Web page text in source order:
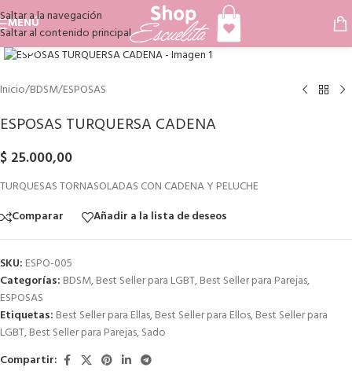
Saltar a la navegación
Saltar al contenido principal
MENÚ
Haga clic para ampliar
Inicio/BDSM/ESPOSAS
ESPOSAS TURQUERSA CADENA
$ 25.000,00
TURQUESAS TORNASOLADAS CON CADENA Y PELUCHE
Comparar
Añadir a la lista de deseos
SKU: ESPO-005
Categorías: BDSM,Best Seller para LGBT,Best Seller para Parejas,
ESPOSAS
Etiquetas: Best Seller para Ellas,Best Seller para Ellos,Best Seller para
LGBT,Best Seller para Parejas,Sado
Compartir: